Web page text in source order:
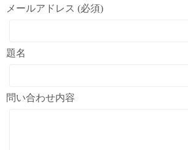
メールアドレス (必須)
題名
問い合わせ内容